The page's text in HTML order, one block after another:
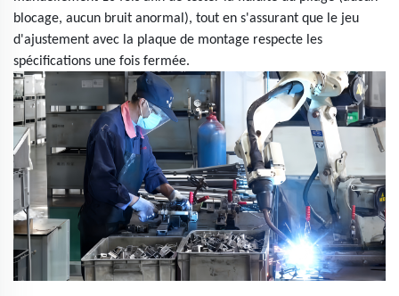
blocage, aucun bruit anormal), tout en s'assurant que le jeu
d'ajustement avec la plaque de montage respecte les
spécifications une fois fermée.